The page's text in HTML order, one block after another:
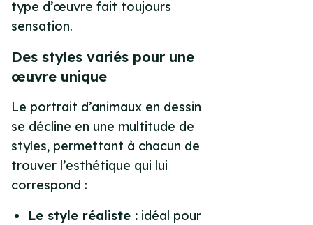
type d’œuvre fait toujours
sensation.
Des styles variés pour une
œuvre unique
Le portrait d’animaux en dessin
se décline en une multitude de
styles, permettant à chacun de
trouver l’esthétique qui lui
correspond :
Le style réaliste : idéal pour